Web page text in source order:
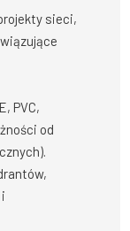
sieci,
PVC,
od